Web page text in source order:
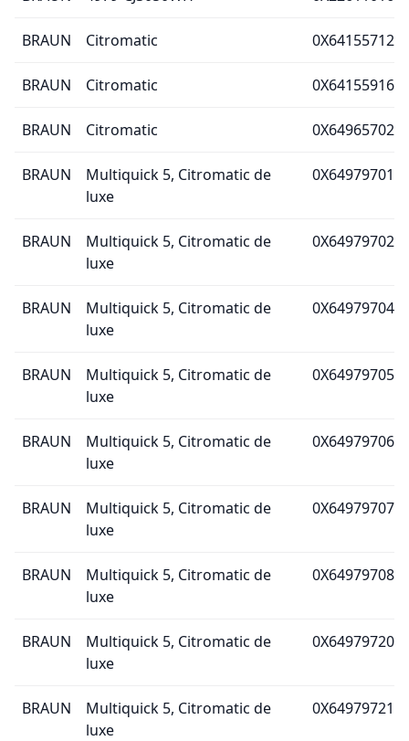
BRAUN Citromatic 0X64155712
BRAUN Citromatic 0X64155916
BRAUN Citromatic 0X64965702
BRAUN
Multiquick 5, Citromatic de
luxe
0X64979701
BRAUN
Multiquick 5, Citromatic de
luxe
0X64979702
BRAUN
Multiquick 5, Citromatic de
luxe
0X64979704
BRAUN
Multiquick 5, Citromatic de
luxe
0X64979705
BRAUN
Multiquick 5, Citromatic de
luxe
0X64979706
BRAUN
Multiquick 5, Citromatic de
luxe
0X64979707
BRAUN
Multiquick 5, Citromatic de
luxe
0X64979708
BRAUN
Multiquick 5, Citromatic de
luxe
0X64979720
BRAUN
Multiquick 5, Citromatic de
luxe
0X64979721